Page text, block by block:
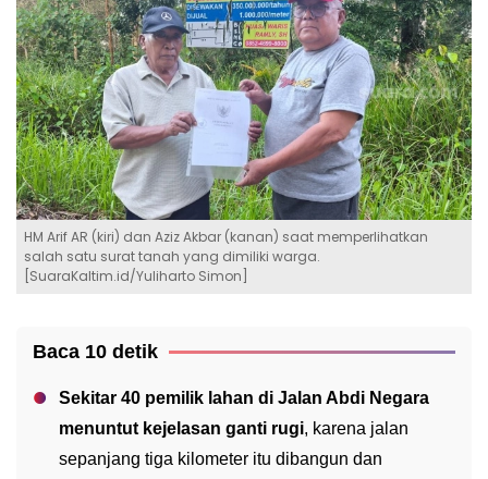
HM Arif AR (kiri) dan Aziz Akbar (kanan) saat memperlihatkan
salah satu surat tanah yang dimiliki warga.
[SuaraKaltim.id/Yuliharto Simon]
Baca 10 detik
Sekitar 40 pemilik lahan di Jalan Abdi Negara
menuntut kejelasan ganti rugi, karena jalan
sepanjang tiga kilometer itu dibangun dan